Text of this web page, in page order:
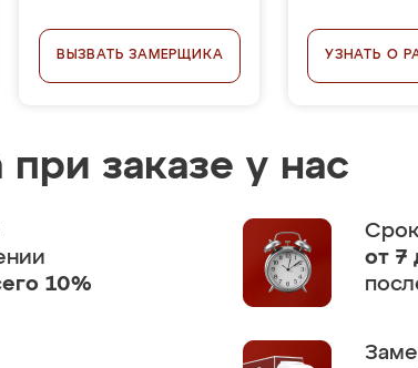
ВЫЗВАТЬ ЗАМЕРЩИКА УЗНАТЬ О
заказе у нас
10%
от 7